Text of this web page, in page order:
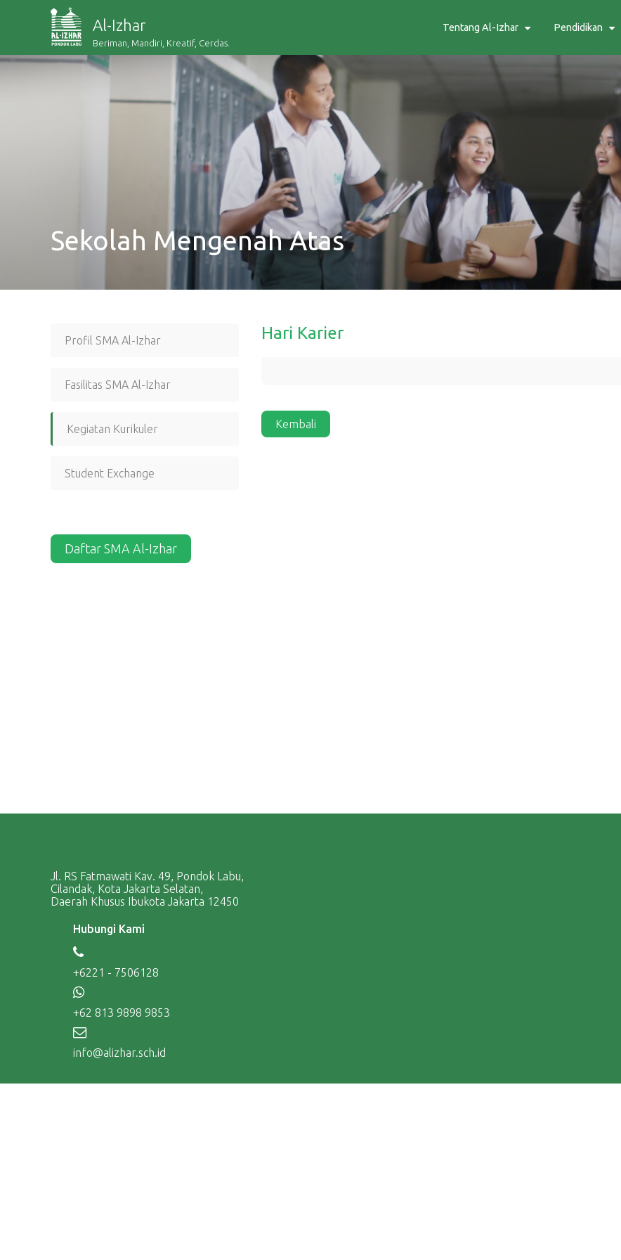
Al-Izhar
Beriman, Mandiri, Kreatif, Cerdas.
Tentang Al-Izhar Pendidikan
Sekolah Mengenah Atas
Profil SMA Al-Izhar
Fasilitas SMA Al-Izhar
Kegiatan Kurikuler
Student Exchange
Daftar SMA Al-Izhar
Hari Karier
Kembali
Jl. RS Fatmawati Kav. 49, Pondok Labu,
Cilandak, Kota Jakarta Selatan,
Daerah Khusus Ibukota Jakarta 12450
Hubungi Kami
+6221 - 7506128
+62 813 9898 9853
info@alizhar.sch.id